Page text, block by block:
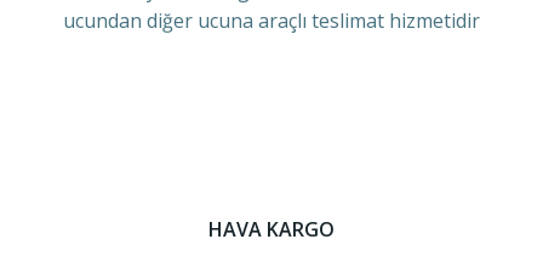
ucundan diğer ucuna araçlı teslimat hizmetidir
HAVA KARGO